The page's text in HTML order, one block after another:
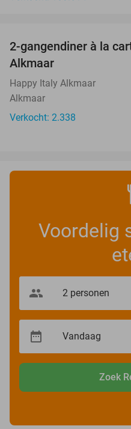
2-gangendiner à la
Alkmaar
Happy Italy Alkmaar
Alkmaar
Verkocht: 2.338
Voordelig
Zoek